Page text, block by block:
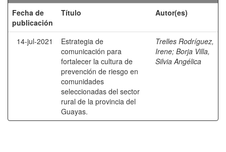
Fecha de
publicación
Título Autor(es)
14-jul-2021
Estrategia de
comunicación para
fortalecer la cultura de
prevención de riesgo en
comunidades
seleccionadas del sector
rural de la provincia del
Guayas.
Trelles Rodríguez,
Irene; Borja Villa,
Silvia Angélica